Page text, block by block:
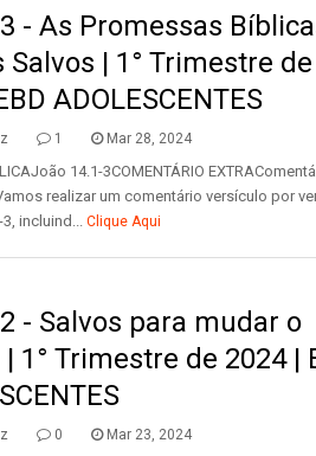
- As Promessas
Salvos | 1° Trimestre de
ADOLESCENTES
1 Mar 28, 2024
14.1-3COMENTÁRIO
realizar um comentário versículo por
incluind... Clique Aqui
- Salvos para mudar o
1° Trimestre de 2024 |
0 Mar 23, 2024